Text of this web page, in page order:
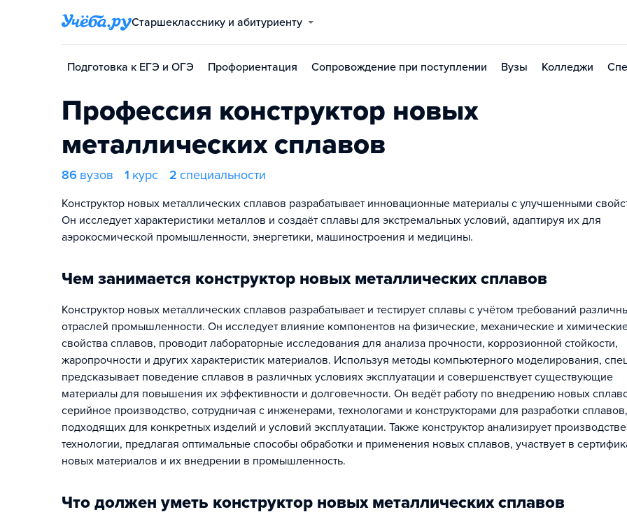
Старшекласснику и абитуриенту
Подготовка к ЕГЭ и ОГЭ Профориентация Сопровождение при поступлении Вузы Колледжи
Профессия конструктор новых
металлических сплавов
86 вузов 1 курс 2 специальности
Конструктор новых металлических сплавов разрабатывает инновационные материалы с улучшенными
Он исследует характеристики металлов и создаёт сплавы для экстремальных условий, адаптируя их для
аэрокосмической промышленности, энергетики, машиностроения и медицины.
Чем занимается конструктор новых металлических сплавов
Конструктор новых металлических сплавов разрабатывает и тестирует сплавы с учётом требований
отраслей промышленности. Он исследует влияние компонентов на физические, механические и
свойства сплавов, проводит лабораторные исследования для анализа прочности, коррозионной стойкости,
жаропрочности и других характеристик материалов. Используя методы компьютерного моделирования,
предсказывает поведение сплавов в различных условиях эксплуатации и совершенствует существующие
материалы для повышения их эффективности и долговечности. Он ведёт работу по внедрению новых
серийное производство, сотрудничая с инженерами, технологами и конструкторами для разработки сплавов,
подходящих для конкретных изделий и условий эксплуатации. Также конструктор анализирует
технологии, предлагая оптимальные способы обработки и применения новых сплавов, участвует в
новых материалов и их внедрении в промышленность.
Что должен уметь конструктор новых металлических сплавов